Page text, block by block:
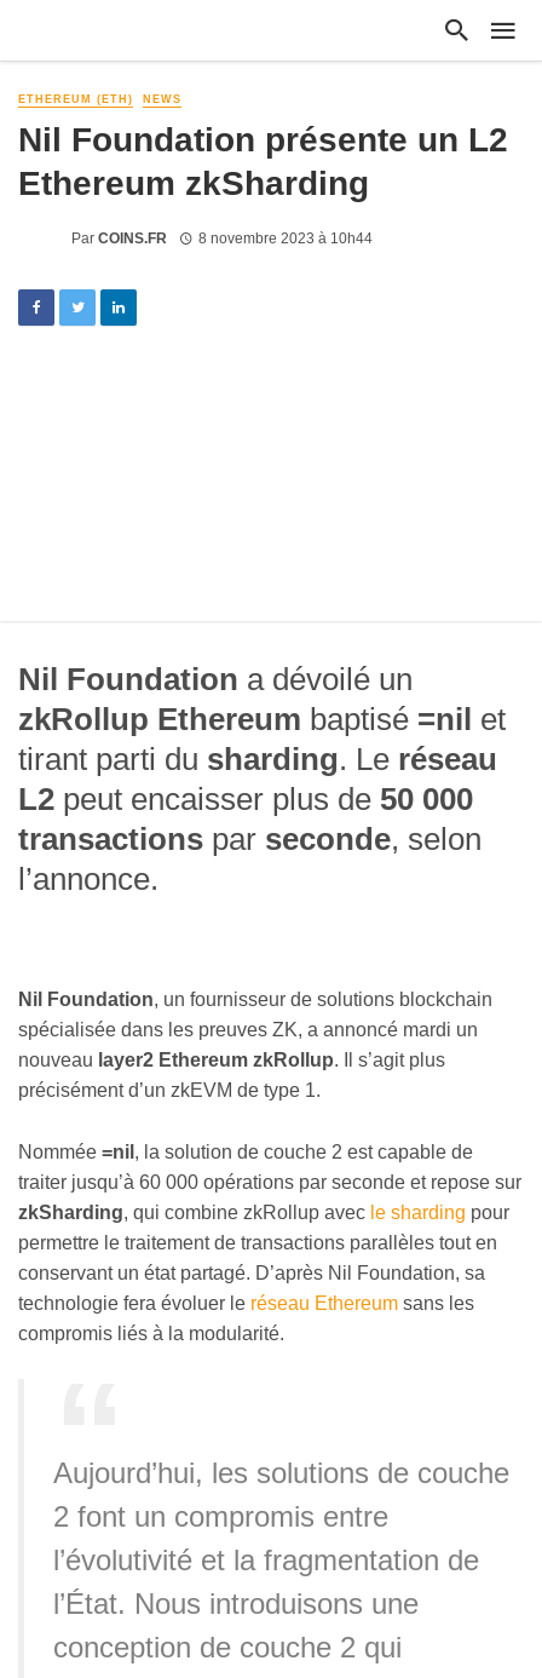
ETHEREUM (ETH) NEWS
Nil Foundation présente un L2
Ethereum zkSharding
Par COINS.FR 8 novembre 2023 à 10h44
Nil Foundation a dévoilé un
zkRollup Ethereum baptisé =nil et
tirant parti du sharding. Le réseau
L2 peut encaisser plus de 50 000
transactions par seconde, selon
l’annonce.
Nil Foundation, un fournisseur de solutions blockchain
spécialisée dans les preuves ZK, a annoncé mardi un
nouveau layer2 Ethereum zkRollup. Il s’agit plus
précisément d’un zkEVM de type 1.
Nommée =nil , la solution de couche 2 est capable de
traiter jusqu’à 60 000 opérations par seconde et repose sur
zkSharding, qui combine zkRollup avec le sharding pour
permettre le traitement de transactions parallèles tout en
conservant un état partagé. D’après Nil Foundation, sa
technologie fera évoluer le réseau Ethereum sans les
compromis liés à la modularité.
Aujourd’hui, les solutions de couche
2 font un compromis entre
l’évolutivité et la fragmentation de
l’État. Nous introduisons une
conception de couche 2 qui